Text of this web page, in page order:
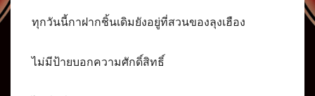
ทุกวันนี้กาฝากชิ้นเดิมยังอยู่ที่สวนของลุงเฮือง
ไม่มีป้ายบอกความศักดิ์สิทธิ์